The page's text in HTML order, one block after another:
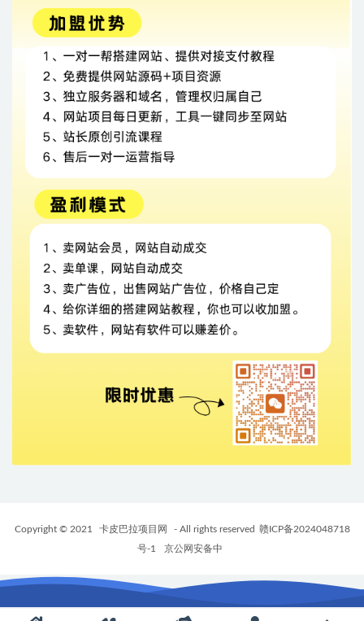
Copyright © 2021 卡皮巴拉项目网 - All rights reserved
赣ICP备2024048718
号-1
京公网安备中